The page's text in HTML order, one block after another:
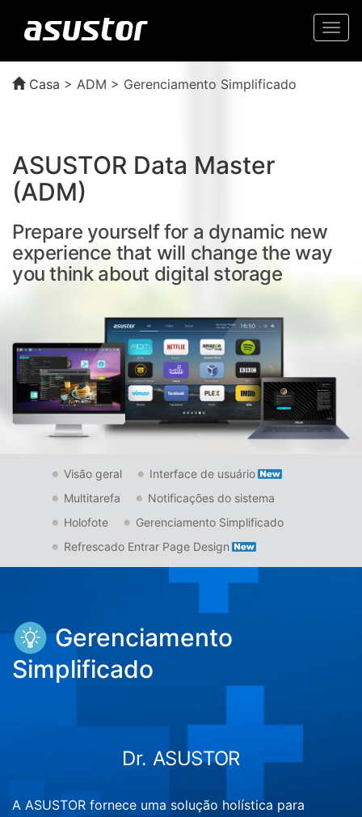
Casa > ADM > Gerenciamento Simplificado
ASUSTOR Data Master
(ADM)
Prepare yourself for a dynamic new
experience that will change the way
you think about digital storage
Visão geral
Interface de usuário
Multitarefa
Notificações do sistema
Holofote
Gerenciamento Simplificado
Refrescado Entrar Page Design
Gerenciamento
Simplificado
Dr. ASUSTOR
A ASUSTOR fornece uma solução holística para